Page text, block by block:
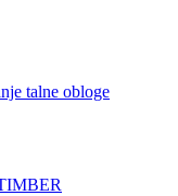
talne obloge